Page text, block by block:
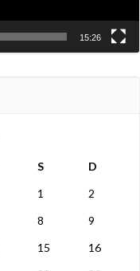
15:26
S
D
1
2
8
9
15
16